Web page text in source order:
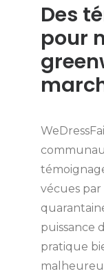
Des
pour
vécues
puissance
pratique